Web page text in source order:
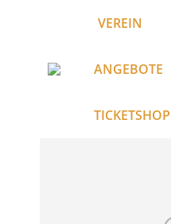
VEREIN
ANGEBOTE
TICKETSHOP